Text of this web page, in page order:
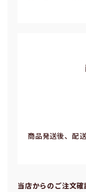
商品発送後、配
当店からのご注⽂